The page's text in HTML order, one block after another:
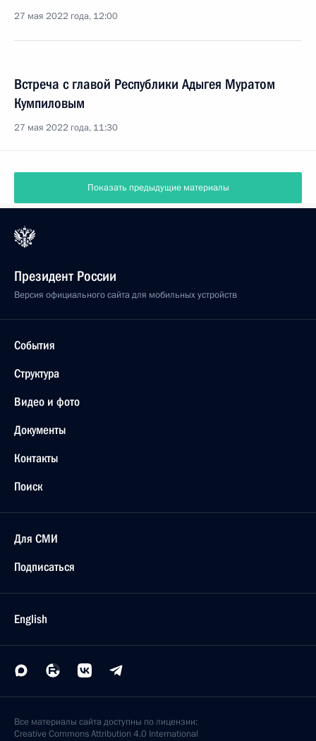
27 мая 2022 года, 12:00
Встреча с главой Республики Адыгея Муратом
Кумпиловым
27 мая 2022 года, 11:30
Показать предыдущие материалы
Президент России
Версия официального сайта для мобильных устройств
События
Структура
Видео и фото
Документы
Контакты
Поиск
Для СМИ
Подписаться
English
Все материалы сайта доступны по лицензии:
Creative Commons Attribution 4.0 International